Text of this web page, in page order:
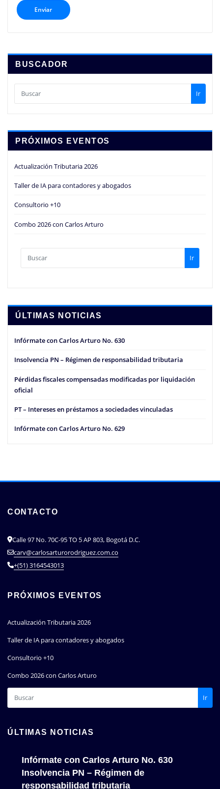
BUSCADOR
Ir
PRÓXIMOS EVENTOS
Actualización Tributaria 2026
Taller de IA para contadores y abogados
Consultorio +10
Combo 2026 con Carlos Arturo
Ir
ÚLTIMAS NOTICIAS
Infórmate con Carlos Arturo No. 630
Insolvencia PN – Régimen de responsabilidad tributaria
Pérdidas fiscales compensadas modificadas por liquidación
oficial
PT – Intereses en préstamos a sociedades vinculadas
Infórmate con Carlos Arturo No. 629
CONTACTO
Calle 97 No. 70C-95 TO 5 AP 803, Bogotá D.C.
carv@carlosarturorodriguez.com.co
+(51) 3164543013
PRÓXIMOS EVENTOS
Actualización Tributaria 2026
Taller de IA para contadores y abogados
Consultorio +10
Combo 2026 con Carlos Arturo
Ir
ÚLTIMAS NOTICIAS
Infórmate con Carlos Arturo No. 630
Insolvencia PN – Régimen de
responsabilidad tributaria